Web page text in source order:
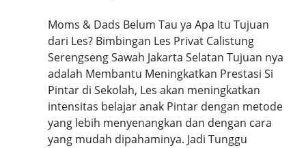
Moms & Dads Belum Tau ya Apa Itu Tujuan
dari Les? Bimbingan Les Privat Calistung
Serengseng Sawah Jakarta Selatan Tujuan nya
adalah Membantu Meningkatkan Prestasi Si
Pintar di Sekolah, Les akan meningkatkan
intensitas belajar anak Pintar dengan metode
yang lebih menyenangkan dan dengan cara
yang mudah dipahaminya. Jadi Tunggu